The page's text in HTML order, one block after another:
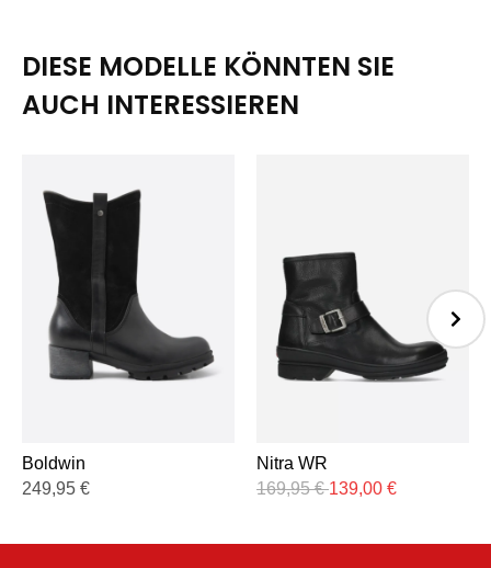
DIESE MODELLE KÖNNTEN SIE
AUCH INTERESSIEREN
Boldwin
249,95 €
Nitra WR
169,95€ 139,00 €